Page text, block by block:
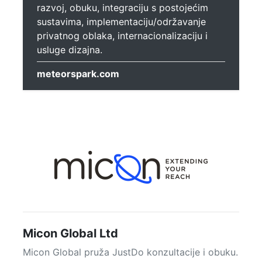
razvoj, obuku, integraciju s postojećim
sustavima, implementaciju/održavanje
privatnog oblaka, internacionalizaciju i
usluge dizajna.
meteorspark.com
Micon Global Ltd
Micon Global pruža JustDo konzultacije i obuku.